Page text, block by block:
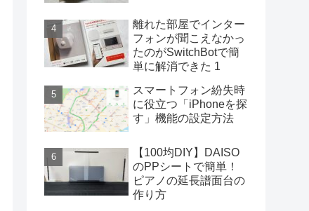
離れた部屋でインター
フォンが聞こえなかっ
たのがSwitchBotで簡
単に解消できた 1
スマートフォン紛失時
に役立つ「iPhoneを探
す」機能の設定方法
【100均DIY】DAISO
のPPシートで簡単！
ピアノの延長譜面台の
作り方